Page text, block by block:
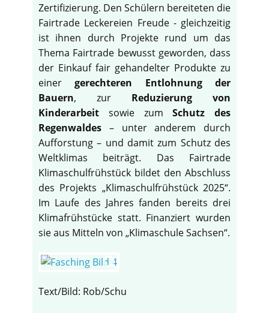
Zertifizierung. Den Schülern bereiteten die
Fairtrade Leckereien Freude - gleichzeitig
ist ihnen durch Projekte rund um das
Thema Fairtrade bewusst geworden, dass
der Einkauf fair gehandelter Produkte zu
einergerechteren Entlohnung der
Bauern, zur Reduzierung von
Kinderarbeit sowie zumSchutz des
Regenwaldes – unter anderem durch
Aufforstung – und damit zum Schutz des
Weltklimas beiträgt. Das Fairtrade
Klimaschulfrühstück bildet den Abschluss
des Projekts „Klimaschulfrühstück 2025“.
Im Laufe des Jahres fanden bereits drei
Klimafrühstücke statt. Finanziert wurden
sie aus Mitteln von „Klimaschule Sachsen“.
Text/Bild: Rob/Schu